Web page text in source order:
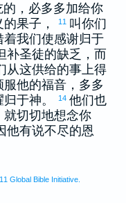
，必多多加给你
果子，
11 叫你们
着我们使感谢归于
补圣徒的缺乏，而
从这供给的事上得
他的福音，多多
于神。
14 他们也
就切切地想念你
他有说不尽的恩
Global Bible Initiative.